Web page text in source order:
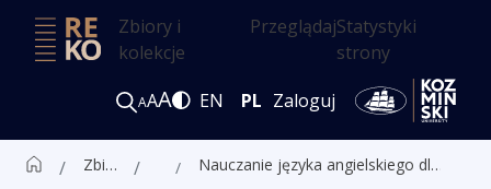
Zbiory i
kolekcje
PrzeglądajStatystyki
strony
AAA EN PL Zaloguj
Zbiór czasopism ALK Artykuły Nauczanie języka angielskiego dla celów specjalistycznych. Konstrukcja i ewaluacja programu nauczania